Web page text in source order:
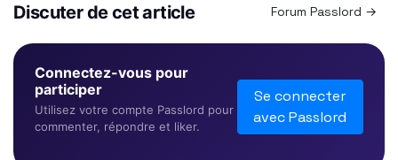
Discuter de cet article Forum Passlord →
Connectez-vous pour
participer
Utilisez votre compte Passlord pour
commenter, répondre et liker.
Se connecter
avec Passlord